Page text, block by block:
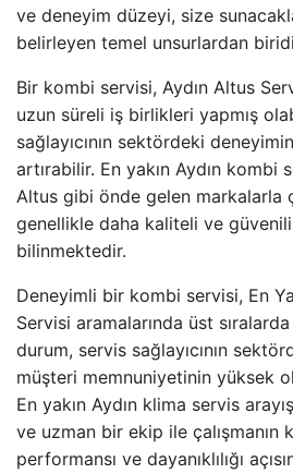
ve deneyim düzeyi, size
belirleyen temel unsurlardan
Bir kombi servisi, Aydın Altus
uzun süreli iş birlikleri yapmış
sağlayıcının sektördeki
artırabilir. En yakın Aydın kombi
Altus gibi önde gelen markalarla
genellikle daha kaliteli ve
bilinmektedir.
Deneyimli bir kombi servisi, En
Servisi aramalarında üst
durum, servis sağlayıcının
müşteri memnuniyetinin yüksek
En yakın Aydın klima servis
ve uzman bir ekip ile çalışmanın
performansı ve dayanıklılığı